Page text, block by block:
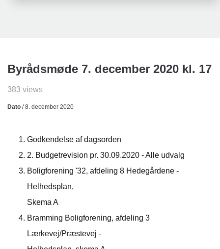
Byrådsmøde 7. december 2020 kl. 17
383 views
Dato / 8. december 2020
Godkendelse af dagsorden
2. Budgetrevision pr. 30.09.2020 - Alle udvalg
Boligforening '32, afdeling 8 Hedegårdene -
Helhedsplan,
Skema A
Bramming Boligforening, afdeling 3
Lærkevej/Præstevej -